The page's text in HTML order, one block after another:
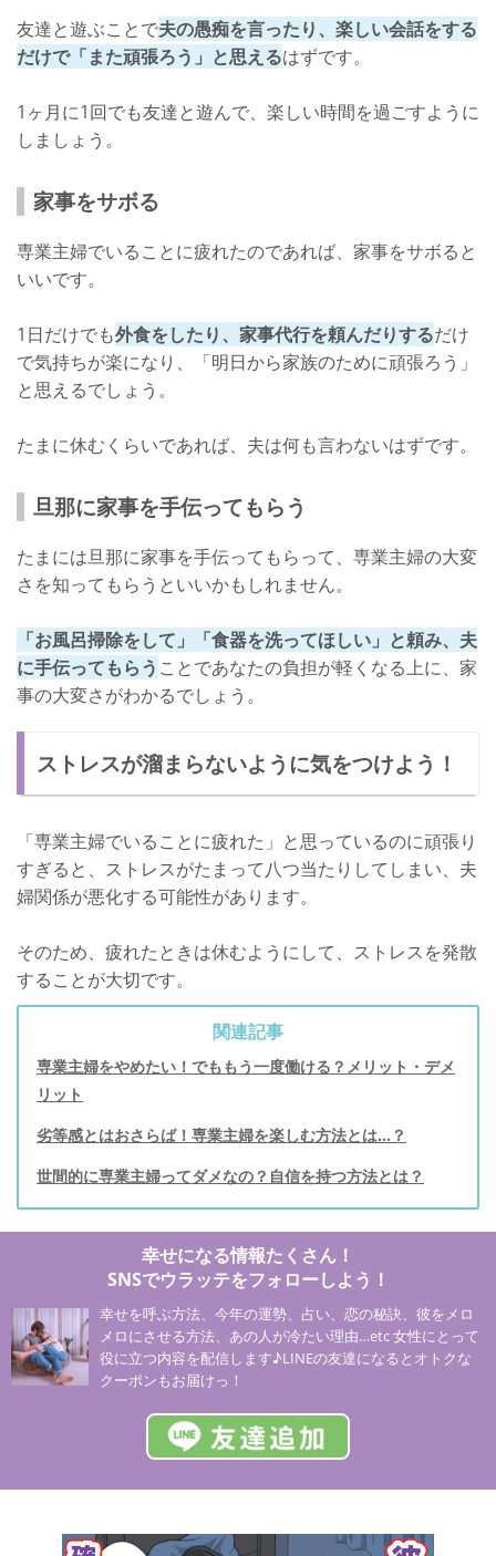
友達と遊ぶことで夫の愚痴を言ったり、楽しい会話をする
だけで「また頑張ろう」と思えるはずです。
1ヶ月に1回でも友達と遊んで、楽しい時間を過ごすように
しましょう。
家事をサボる
専業主婦でいることに疲れたのであれば、家事をサボると
いいです。
1日だけでも外食をしたり、家事代行を頼んだりするだけ
で気持ちが楽になり、「明日から家族のために頑張ろう」
と思えるでしょう。
たまに休むくらいであれば、夫は何も言わないはずです。
旦那に家事を手伝ってもらう
たまには旦那に家事を手伝ってもらって、専業主婦の大変
さを知ってもらうといいかもしれません。
「お風呂掃除をして」「食器を洗ってほしい」と頼み、夫
に手伝ってもらう ことであなたの負担が軽くなる上に、家
事の大変さがわかるでしょう。
ストレスが溜まらないように気をつけよう！
「専業主婦でいることに疲れた」と思っているのに頑張り
すぎると、ストレスがたまって八つ当たりしてしまい、夫
婦関係が悪化する可能性があります。
そのため、疲れたときは休むようにして、ストレスを発散
することが大切です。
関連記事
専業主婦をやめたい！でももう一度働ける？メリット・デメ
リット
劣等感とはおさらば！専業主婦を楽しむ方法とは…？
世間的に専業主婦ってダメなの？自信を持つ方法とは？
幸せになる情報たくさん！
SNSでウラッテをフォローしよう！
幸せを呼ぶ方法、今年の運勢、占い、恋の秘訣、彼をメロ
メロにさせる方法、あの人が冷たい理由…etc 女性にとって
役に立つ内容を配信します♪LINEの友達になるとオトクな
クーポンもお届けっ！